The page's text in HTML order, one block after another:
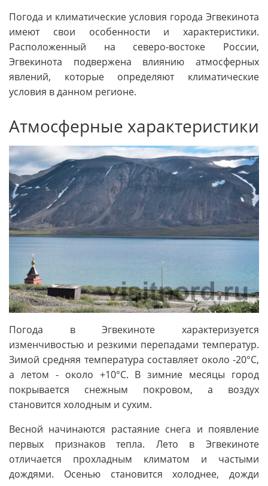
Погода и климатические условия города Эгвекинота
имеют свои особенности и характеристики.
Расположенный на северо-востоке России,
Эгвекинота подвержена влиянию атмосферных
явлений, которые определяют климатические
условия в данном регионе.
Атмосферные характеристики
Погода в Эгвекиноте характеризуется
изменчивостью и резкими перепадами температур.
Зимой средняя температура составляет около -20°C,
а летом - около +10°C. В зимние месяцы город
покрывается снежным покровом, а воздух
становится холодным и сухим.
Весной начинаются растаяние снега и появление
первых признаков тепла. Лето в Эгвекиноте
отличается прохладным климатом и частыми
дождями. Осенью становится холоднее, дожди